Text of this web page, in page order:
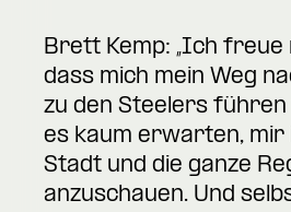
Brett Kemp: „Ich freue
dass mich mein Weg
zu den Steelers
es kaum erwarten, mir
Stadt und die ganze
anzuschauen. Und